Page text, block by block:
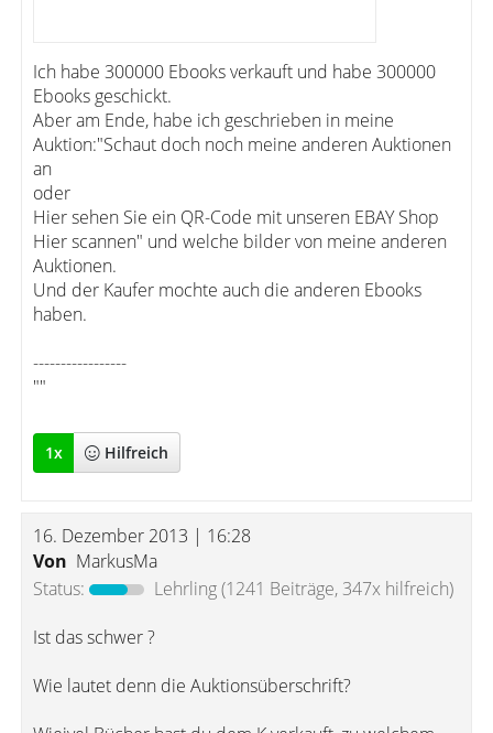
Ich habe 300000 Ebooks verkauft und habe 300000
Ebooks geschickt.
Aber am Ende, habe ich geschrieben in meine
Auktion:"Schaut doch noch meine anderen Auktionen
an
oder
Hier sehen Sie ein QR-Code mit unseren EBAY Shop
Hier scannen" und welche bilder von meine anderen
Auktionen.
Und der Kaufer mochte auch die anderen Ebooks
haben.
-----------------
""
1x Hilfreich
16. Dezember 2013 | 16:28
Von MarkusMa
Status:
Lehrling(1241 Beiträge, 347x hilfreich)
Ist das schwer ?
Wie lautet denn die Auktionsüberschrift?